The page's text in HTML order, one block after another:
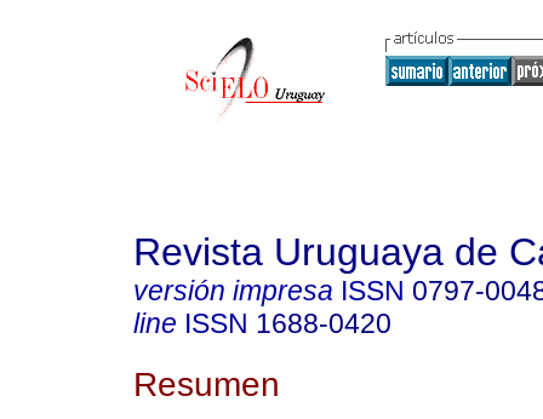
Revista Uruguaya de
versión impresa ISSN 0797-
line ISSN 1688-0420
Resumen